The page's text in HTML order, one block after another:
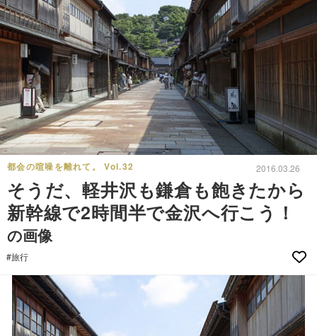
都会の喧噪を離れて。 Vol.32 2016.03.26
そうだ、軽井沢も鎌倉も飽きたから
新幹線で2時間半で金沢へ行こう！
の画像
#旅行